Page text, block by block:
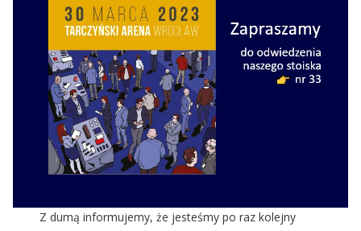
Z dumą informujemy, że jesteśmy po raz kolejny